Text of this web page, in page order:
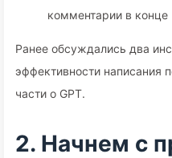
комментарии в конце
Ранее обсуждались два
эффективности написания
части о GPT.
2. Начнем с